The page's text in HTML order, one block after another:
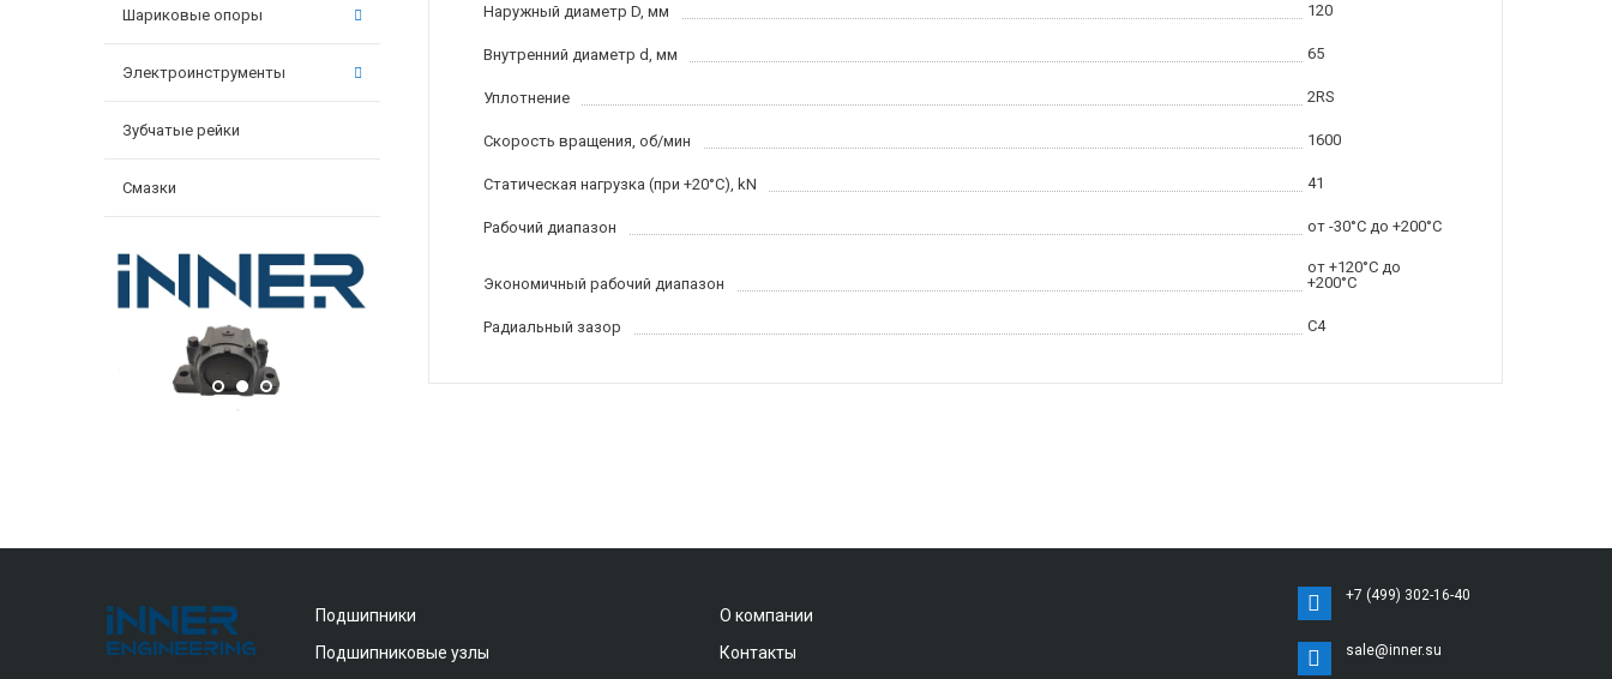
Шариковые опоры
Электроинструменты
Зубчатые рейки
Смазки
Наружный диаметр D, мм 120
Внутренний диаметр d, мм 65
Уплотнение 2RS
Скорость вращения, об/мин 1600
Статическая нагрузка (при +20°C), kN 41
Рабочий диапазон от -30°C до +200°C
Экономичный рабочий диапазон
от +120°C до
+200°C
Радиальный зазор C4
Подшипники
Подшипниковые узлы
О компании
Контакты
+7 (499) 302-16-40
sale@inner.su